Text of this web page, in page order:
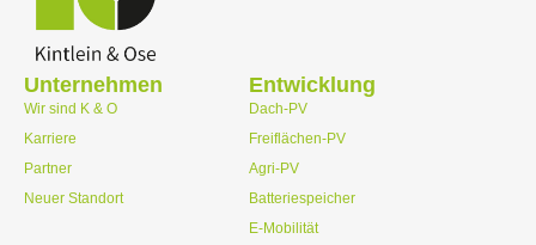
Unternehmen
Wir sind K & O
Karriere
Partner
Neuer Standort
Entwicklung
Dach-PV
Freiflächen-PV
Agri-PV
Batteriespeicher
E-Mobilität